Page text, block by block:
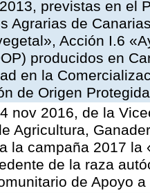
previstas en el
Agrarias de
Acción I.6
producidos en
en la
de Origen
nov 2016, de la
Agricultura,
la campaña 2017
de la raza
de Apoyo